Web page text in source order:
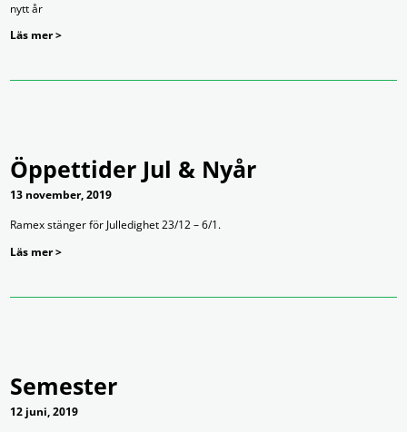
nytt år
Läs mer >
Öppettider Jul & Nyår
13 november, 2019
Ramex stänger för Julledighet 23/12 – 6/1.
Läs mer >
Semester
12 juni, 2019